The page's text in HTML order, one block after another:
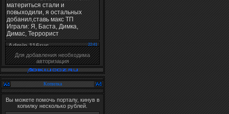
Для добавления необходима
авторизация
Копилка
Вы можете помочь порталу, кинув в
копилку несколько рублей.